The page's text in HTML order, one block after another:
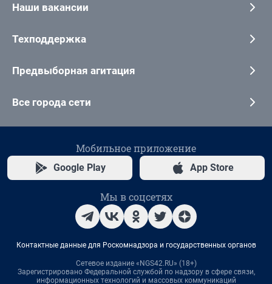
Наши вакансии
Техподдержка
Предвыборная агитация
Все города сети
Мобильное приложение
Google Play App Store
Мы в соцсетях
Контактные данные для Роскомнадзора и государственных органов
Сетевое издание «NGS42.RU» (18+)
Зарегистрировано Федеральной службой по надзору в сфере связи,
информационных технологий и массовых коммуникаций